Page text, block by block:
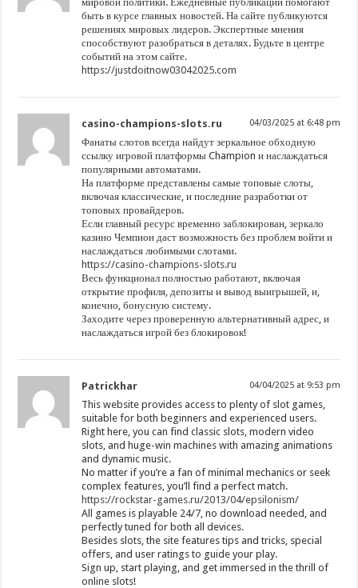
быть в курсе главных новостей. На сайте публикуются
решениях мировых лидеров. Экспертные мнения
способствуют разобраться в деталях. Будьте в центре
событий на этом сайте.
https://justdoitnow03042025.com
casino-champions-slots.ru 04/03/2025 at 6:48 pm
Фанаты слотов всегда найдут зеркальное обходную
ссылку игровой платформы Champion и наслаждаться
популярными автоматами.
На платформе представлены самые топовые слоты,
включая классические, и последние разработки от
топовых провайдеров.
Если главный ресурс временно заблокирован, зеркало
казино Чемпион даст возможность без проблем войти и
наслаждаться любимыми слотами.
https://casino-champions-slots.ru
Весь функционал полностью работают, включая
открытие профиля, депозиты и вывод выигрышей, и,
конечно, бонусную систему.
Заходите через проверенную альтернативный адрес, и
наслаждаться игрой без блокировок!
Patrickhar 04/04/2025 at 9:53 pm
This website provides access to plenty of slot games,
suitable for both beginners and experienced users.
Right here, you can find classic slots, modern video
slots, and huge-win machines with amazing animations
and dynamic music.
No matter if you’re a fan of minimal mechanics or seek
complex features, you’ll find a perfect match.
https://rockstar-games.ru/2013/04/epsilonism/
All games is playable 24/7, no download needed, and
perfectly tuned for both all devices.
Besides slots, the site features tips and tricks, special
offers, and user ratings to guide your play.
Sign up, start playing, and get immersed in the thrill of
online slots!